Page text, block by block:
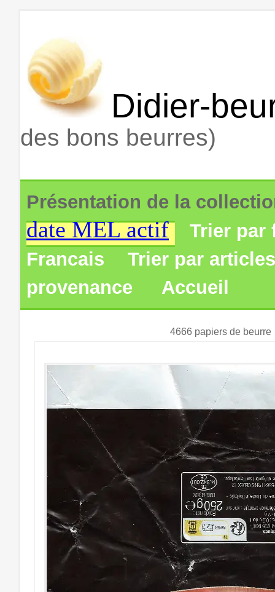
Didier-
des bons beurres)
Présentation de la
date MEL actif
Trier par
Francais
Trier par
provenance
Accueil
4666 papiers de beurre